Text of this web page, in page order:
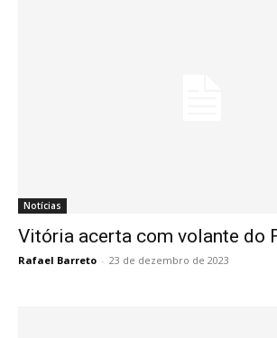
Notícias
Vitória acerta com volante do
Rafael Barreto - 23 de dezembro de 2023